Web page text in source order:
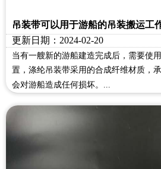
吊装带可以用于游船的吊装搬运工
更新日期：2024-02-20
当有一艘新的游船建造完成后，需要使
置，涤纶吊装带采用的合成纤维材质，
会对游船造成任何损坏。...